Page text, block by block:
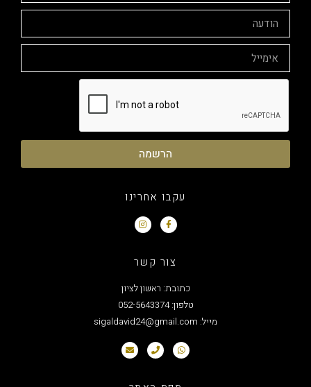
הרשמה
עקבו אחרינו
צור קשר
כתובת: ראשון לציון
טלפון: 052-5643374
מייל: sigaldavid24@gmail.com